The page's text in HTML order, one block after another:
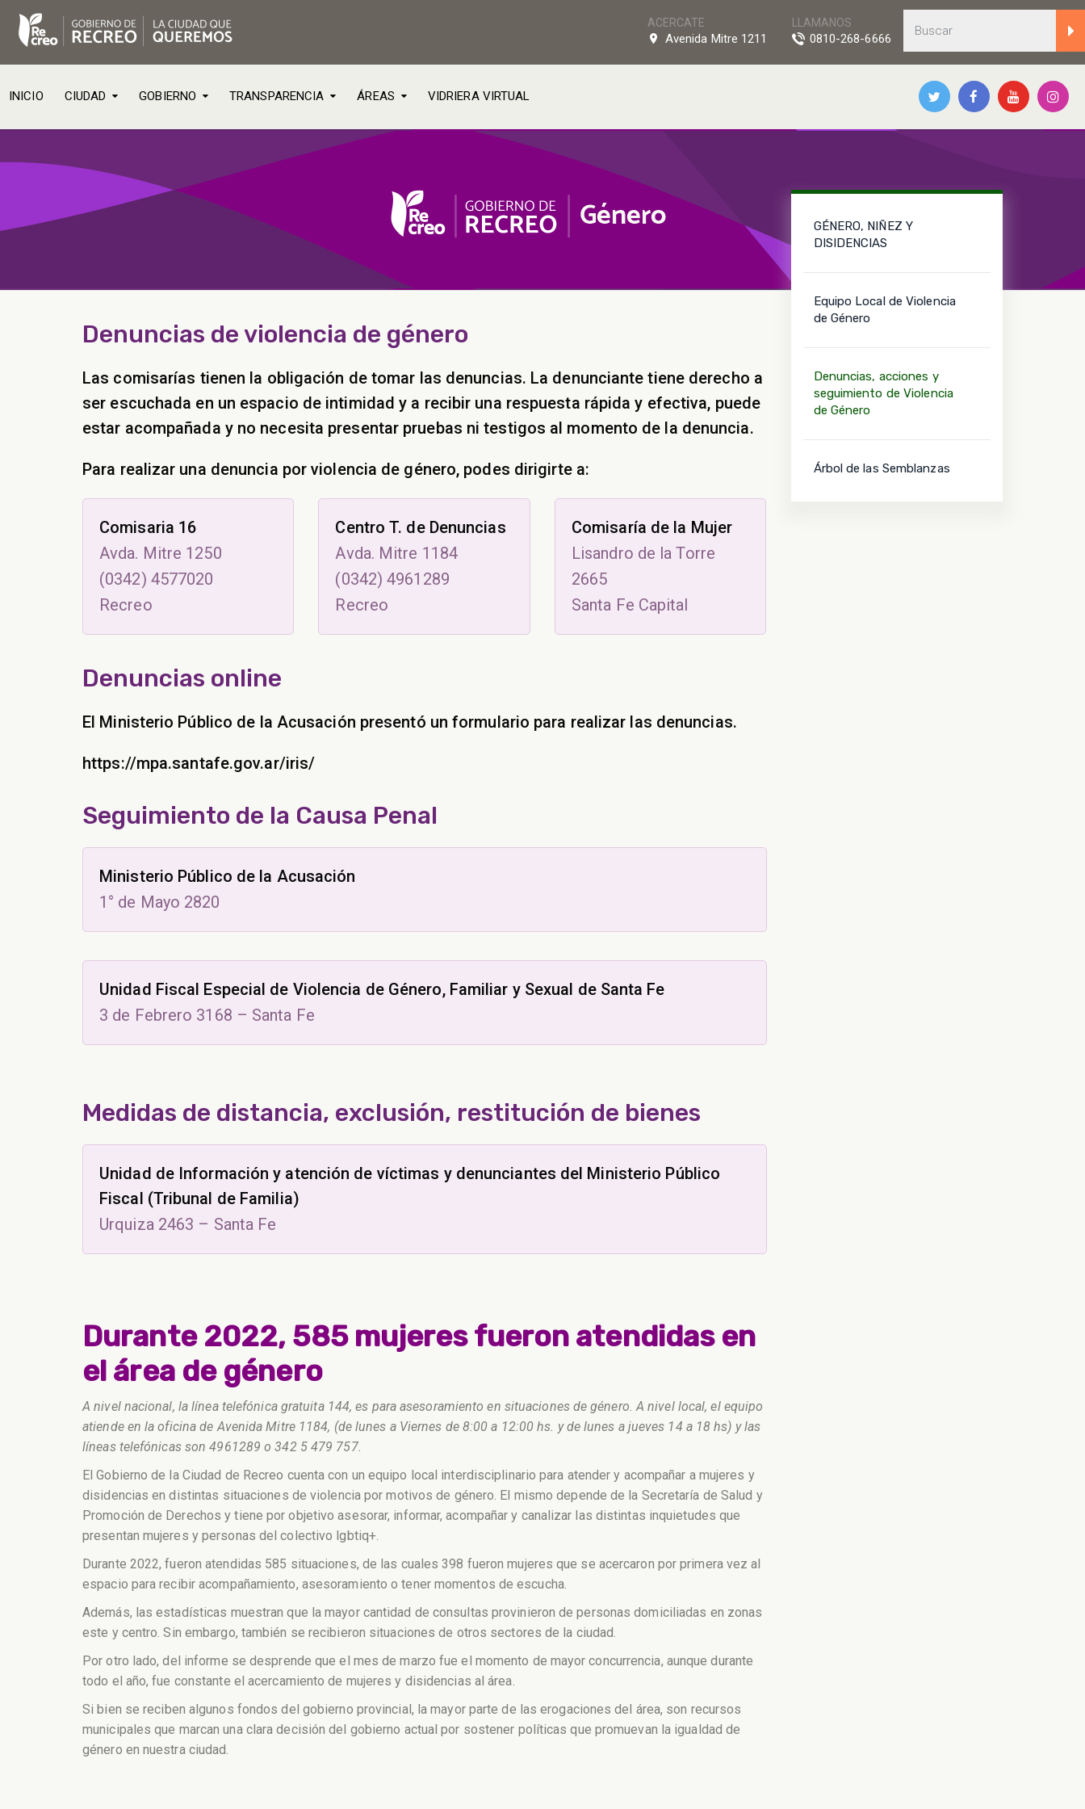
LLAMANOS
0810-268-6666
ACERCATE
Avenida Mitre 1211
INICIO CIUDAD GOBIERNO TRANSPARENCIA ÁREAS VIDRIERA VIRTUAL
Denuncias de violencia de género
Las comisarías tienen la obligación de tomar las denuncias. La denunciante tiene derecho a
ser escuchada en un espacio de intimidad y a recibir una respuesta rápida y efectiva, puede
estar acompañada y no necesita presentar pruebas ni testigos al momento de la denuncia.
Para realizar una denuncia por violencia de género, podes dirigirte a:
Comisaria 16
Avda. Mitre 1250
(0342) 4577020
Recreo
Centro T. de Denuncias
Avda. Mitre 1184
(0342) 4961289
Recreo
Comisaría de la Mujer
Lisandro de la Torre
2665
Santa Fe Capital
Denuncias online
El Ministerio Público de la Acusación presentó un formulario para realizar las denuncias.
https://mpa.santafe.gov.ar/iris/
Seguimiento de la Causa Penal
Ministerio Público de la Acusación
1° de Mayo 2820
Unidad Fiscal Especial de Violencia de Género, Familiar y Sexual de Santa Fe
3 de Febrero 3168 – Santa Fe
Medidas de distancia, exclusión, restitución de bienes
Unidad de Información y atención de víctimas y denunciantes del Ministerio Público
Fiscal (Tribunal de Familia)
Urquiza 2463 – Santa Fe
Durante 2022, 585 mujeres fueron atendidas en
el área de género
A nivel nacional, la línea telefónica gratuita 144, es para asesoramiento en situaciones de género. A nivel local, el equipo
atiende en la oficina de Avenida Mitre 1184, (de lunes a Viernes de 8:00 a 12:00 hs. y de lunes a jueves 14 a 18 hs) y las
líneas telefónicas son 4961289 o 342 5 479 757.
El Gobierno de la Ciudad de Recreo cuenta con un equipo local interdisciplinario para atender y acompañar a mujeres y
disidencias en distintas situaciones de violencia por motivos de género. El mismo depende de la Secretaría de Salud y
Promoción de Derechos y tiene por objetivo asesorar, informar, acompañar y canalizar las distintas inquietudes que
presentan mujeres y personas del colectivo lgbtiq+.
Durante 2022, fueron atendidas 585 situaciones, de las cuales 398 fueron mujeres que se acercaron por primera vez al
espacio para recibir acompañamiento, asesoramiento o tener momentos de escucha.
Además, las estadísticas muestran que la mayor cantidad de consultas provinieron de personas domiciliadas en zonas
este y centro. Sin embargo, también se recibieron situaciones de otros sectores de la ciudad.
Por otro lado, del informe se desprende que el mes de marzo fue el momento de mayor concurrencia, aunque durante
todo el año, fue constante el acercamiento de mujeres y disidencias al área.
Si bien se reciben algunos fondos del gobierno provincial, la mayor parte de las erogaciones del área, son recursos
municipales que marcan una clara decisión del gobierno actual por sostener políticas que promuevan la igualdad de
género en nuestra ciudad.
GÉNERO, NIÑEZ Y
DISIDENCIAS
Equipo Local de Violencia
de Género
Denuncias, acciones y
seguimiento de Violencia
de Género
Árbol de las Semblanzas